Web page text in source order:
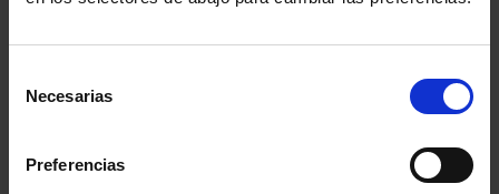
Necesarias
Preferencias